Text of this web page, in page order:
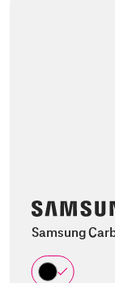
Samsung